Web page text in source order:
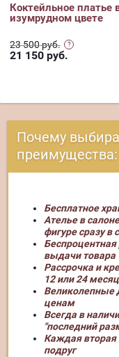
Коктейльное платье
изумрудном цвете
23 500 руб.
21 150 руб.
Почему
преимущества:
Бесплатное
Ателье в
фигуре сразу в
Беспроцентная
выдачи товара
Рассрочка и
12 или 24
Великолепные
ценам
Всегда в
"последний
Каждая вторая
подруг